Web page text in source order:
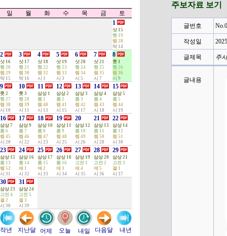
일 월 화 수 목 금
토
1
삿 15
행 19
렘 28
막 14
2
삿 16
행 20
렘 29
막 15
3
삿 17
행 21
렘 30
막 16
4
삿 18
행 22
렘 32
시 1
5
삿 19
행 23
렘 33
시 3
6
삿 20
행 24
렘 34
시 5
7
삿 21
행 25
렘 35
시 7
8
룻 1
행 26
렘 36
시 9
9
룻 2
행 27
렘 38
시 10
10
룻 3
행 28
렘 39
시 11
11
삼상 1
롬 1
렘 40
시 13
12
삼상 2
롬 2
렘 41
시 15
13
삼상 3
롬 3
렘 42
시 17
14
삼상 4
롬 4
렘 43
시 18
15
삼상 5
롬 5
렘 44
시 19
16
삼상 7
롬 6
렘 45
시 20
17
삼상 9
롬 7
렘 46
시 22
18
삼상 10
롬 8
렘 47
시 23
19
삼상 11
롬 9
렘 48
시 25
20
삼상 12
롬 10
렘 49
시 26
21
삼상 13
롬 11
렘 50
시 28
22
삼상 14
롬 12
렘 51
시 30
23
삼상 15
롬 13
렘 52
시 31
24
삼상 16
롬 14
애 1
시 32
25
삼상 17
롬 15
애 2
시 33
26
삼상 18
롬 16
애 3
시 34
27
삼상 19
고전 1
애 4
시 35
28
삼상 20
고전 2
애 5
시 36
29
삼상 21
고전 3
겔 1
시 37
30
삼상 23
고전 4
겔 2
시 38
31
삼상 24
고전 5
겔 3
시 39
작년 지난달 어제 오늘 내일 다음달 내년
주보자료 보기
글번호
작성일
글제목 주
글내용